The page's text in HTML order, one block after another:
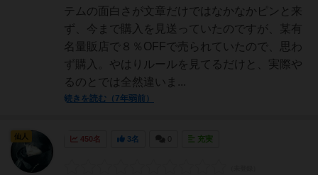
テムの面白さが文章だけではなかなかピンと来
ず、今まで購入を見送っていたのですが、某有
名量販店で８％OFFで売られていたので、思わ
ず購入。やはりルールを見てるだけと、実際や
るのとでは全然違いま...
続きを読む（7年弱前）
450名 3名 充実
仙人